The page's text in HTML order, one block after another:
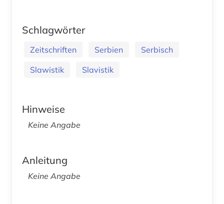
Schlagwörter
Zeitschriften Serbien
Serbisch
Slawistik
Slavistik
Hinweise
Keine Angabe
Anleitung
Keine Angabe